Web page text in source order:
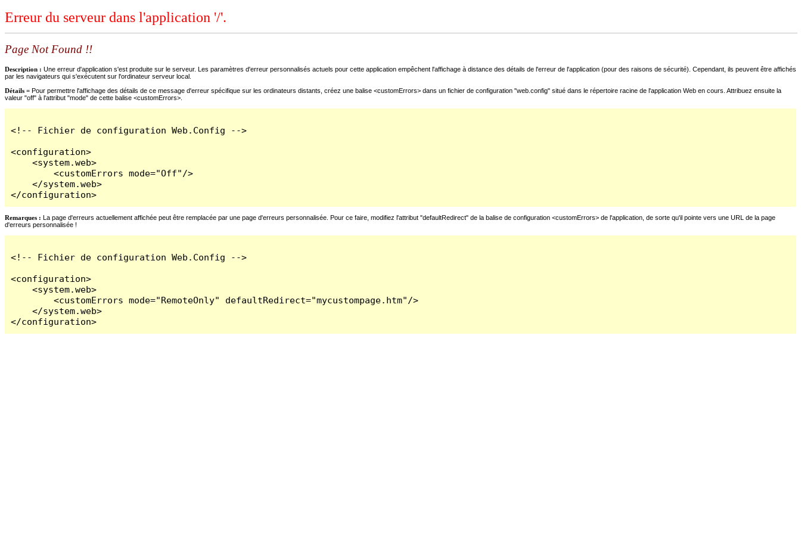
Erreur du serveur dans l'application '/'.
Page Not Found !!
Description : Une erreur d'application s'est produite sur le serveur. Les paramètres d'erreur personnalisés actuels pour cette application empêchent l'affichage à distance des détails de l'erreur de l'application (pour des raisons de sécurité). Cependant, ils peuvent être affichés
par les navigateurs qui s'exécutent sur l'ordinateur serveur local.
Détails = Pour permettre l'affichage des détails de ce message d'erreur spécifique sur les ordinateurs distants, créez une balise <customErrors> dans un fichier de configuration "web.config" situé dans le répertoire racine de l'application Web en cours. Attribuez ensuite la
valeur "off" à l'attribut "mode" de cette balise <customErrors>.
<!-- Fichier de configuration Web.Config -->
<configuration>
    <system.web>
        <customErrors mode="Off"/>
    </system.web>
</configuration>
Remarques : La page d'erreurs actuellement affichée peut être remplacée par une page d'erreurs personnalisée. Pour ce faire, modifiez l'attribut "defaultRedirect" de la balise de configuration <customErrors> de l'application, de sorte qu'il pointe vers une URL de la page
d'erreurs personnalisée !
<!-- Fichier de configuration Web.Config -->
<configuration>
    <system.web>
        <customErrors mode="RemoteOnly" defaultRedirect="mycustompage.htm"/>
    </system.web>
</configuration>